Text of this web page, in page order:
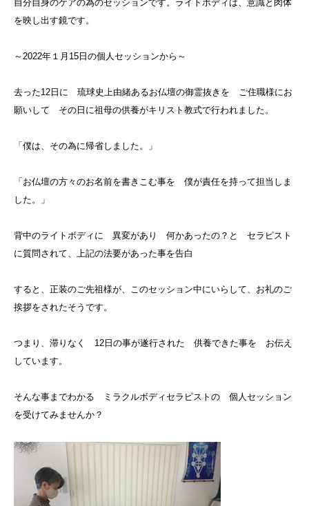
自分自身のケアの為のセッションです。ライトボディは、意識と肉体
を映し出す鏡です。
～2022年１月15日の個人セッションから～
去った12日に 琉球史上由緒あるお仏壇の御霊抜きを ご住職様にお
願いして その日に祖母の供養がキリスト教式で行われました。
「僕は、その為に帰省しました。」
「お仏壇の方々のお名前を書きこむ事を 僕が責任を持って担当しま
した。」
背中のライトボディに 異変があり 何かあったの？と セラピスト
に質問されて、上記の法要があった事を告白
すると、正装のご先祖様が、このセッション中にいらして、お礼のご
挨拶をされたそうです。
つまり、滞りなく 12日の事が遂行された 供養できた事を お伝え
しています。
そんな事までわかる ミラクルボディセラピストの 個人セッション
を受けてみませんか？